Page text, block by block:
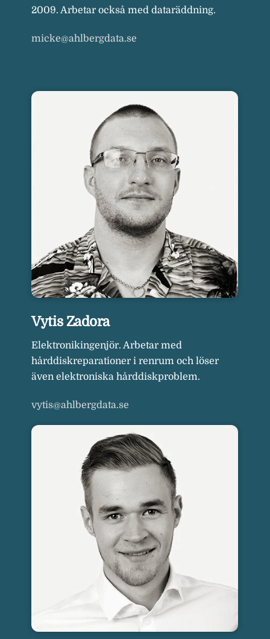
2009. Arbetar också med dataräddning.
micke@ahlbergdata.se
Vytis Zadora
Elektronikingenjör. Arbetar med
hårddiskreparationer i renrum och löser
även elektroniska hårddiskproblem.
vytis@ahlbergdata.se